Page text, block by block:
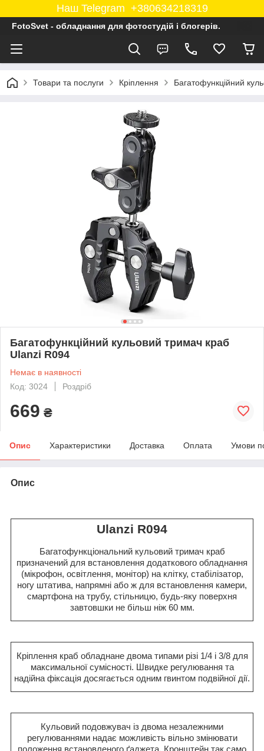
Наш Telegram +380634218319
FotoSvet - обладнання для фотостудій і блогерів.
Товари та послуги Кріплення Багатофункційний
Багатофункційний кульовий тримач краб
Ulanzi R094
Немає в наявності
Код: 3024
Роздріб
669 ₴
Опис Характеристики Доставка Оплата Умови
Опис
Ulanzi R094
Багатофункціональний кульовий тримач краб
призначений для встановлення додаткового обладнання
(мікрофон, освітлення, монітор) на клітку, стабілізатор,
ногу штатива, напрямні або ж для встановлення камери,
смартфона на трубу, стільницю, будь-яку поверхня
завтовшки не більш ніж 60 мм.
Кріплення краб обладнане двома типами різі 1/4 і 3/8 для
максимальної сумісності. Швидке регулювання та
надійна фіксація досягається одним гвинтом подвійної дії.
Кульовий подовжувач із двома незалежними
регулюваннями надає можливість вільно змінювати
положення встановленого ґаджета. Кронштейн так само